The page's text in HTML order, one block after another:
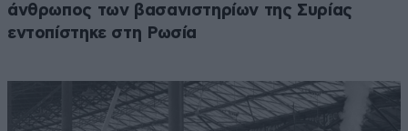
άνθρωπος των βασανιστηρίων της Συρίας
εντοπίστηκε στη Ρωσία